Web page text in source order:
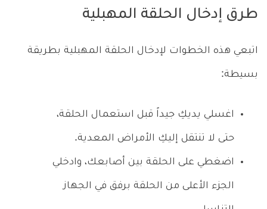
طرق إدخال الحلقة المهبلية
اتبعي هذه الخطوات لإدخال الحلقة المهبلية بطريقة
بسيطة:
اغسلي يديكِ جيداً قبل استعمال الحلقة،
حتى لا تنتقل إليكِ الأمراض المعدية.
اضغطي على الحلقة بين أصابعك، وادخلي
الجزء الأعلى من الحلقة برفق في الجهاز